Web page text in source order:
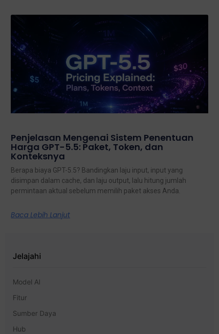
Penjelasan Mengenai Sistem Penentuan
Harga GPT-5.5: Paket, Token, dan
Konteksnya
Berapa biaya GPT-5.5? Bandingkan laju input, input yang
disimpan dalam cache, dan laju output, lalu hitung jumlah
permintaan aktual sebelum memilih paket akses Anda.
Baca Lebih Lanjut
Jelajahi
Model AI
Fitur
Sumber Daya
Hub